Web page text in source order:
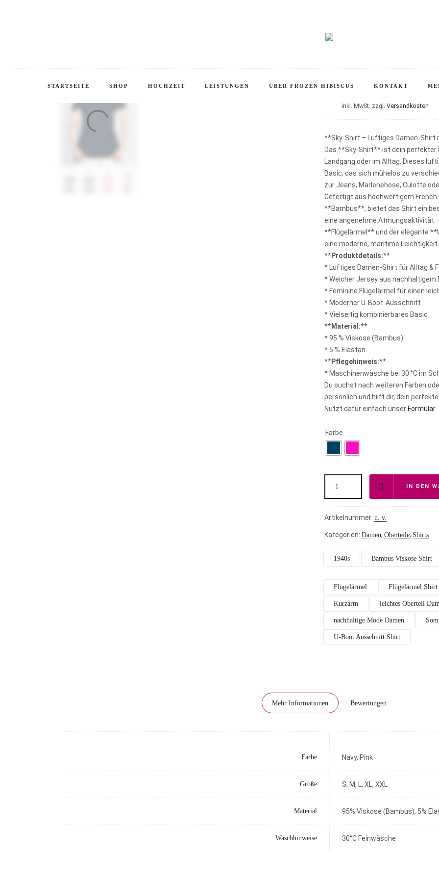
STARTSEITE SHOP HOCHZEIT LEISTUNGEN ÜBER FROZEN HIBISCUS KONTAKT
inkl. MwSt. zzgl. Versandkosten
**Sky-Shirt – Luftiges Damen-
Das **Sky-Shirt** ist dein perfekter
Landgang oder im Alltag. Dieses
Basic, das sich mühelos zu
zur Jeans, Marlenehose, Culotte
Gefertigt aus hochwertigem
**Bambus**, bietet das Shirt ein
eine angenehme Atmungsaktivität
**Flügelärmel** und der elegante
eine moderne, maritime Leichtigkeit.
**Produktdetails:**
* Luftiges Damen-Shirt für Alltag &
* Weicher Jersey aus nachhaltigem
* Feminine Flügelärmel für einen
* Moderner U-Boot-Ausschnitt
* Vielseitig kombinierbares Basic
**Material:**
* 95 % Viskose (Bambus)
* 5 % Elastan
**Pflegehinweis:**
* Maschinenwäsche bei 30 °C im
Du suchst nach weiteren Farben
persönlich und hilft dir, dein
Nutzt dafür einfach unser Formular.
Farbe
IN DEN
Artikelnummer: n. v.
Kategorien: Damen, Oberteile, Shirts
1940s Bambus Viskose Shirt
Flügelärmel Flügelärmel Shirt
Kurzarm leichtes Oberteil
nachhaltige Mode Damen
U-Boot Ausschnitt Shirt
Mehr Informationen Bewertungen
Farbe Navy, Pink
Größe S, M, L, XL, XXL
Material 95% Viskose (Bambus), 5%
Waschhinweise 30°C Feinwäsche